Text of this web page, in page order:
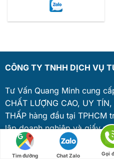
CÔNG TY TNHH DỊCH VỤ
Tư Vấn Quang Minh cung
CHẤT LƯỢNG CAO, UY
THẤP hàng đầu tại TPHCM
lập doanh nghiệp và giấy
Địa chỉ : 19/2B Đường
Tìm đường Chat Zalo Gọi